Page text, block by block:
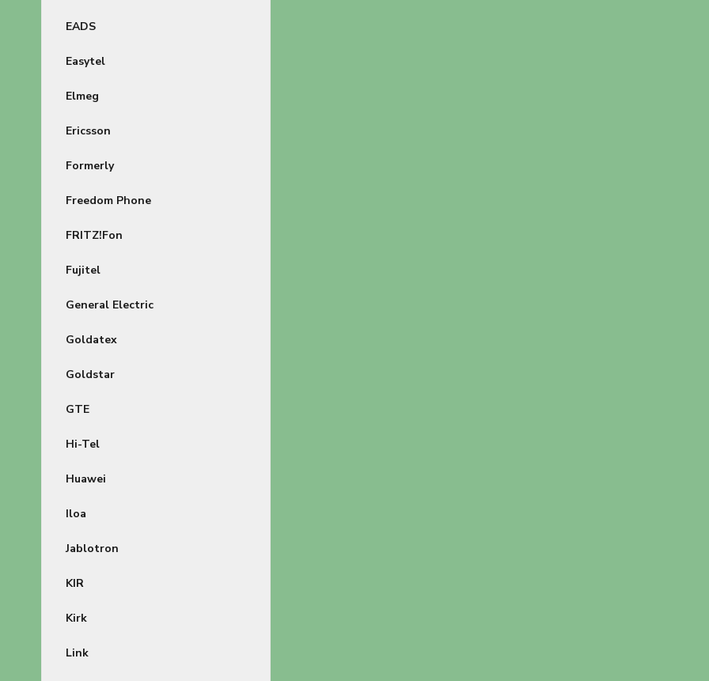
EADS
Easytel
Elmeg
Ericsson
Formerly
Freedom Phone
FRITZ!Fon
Fujitel
General Electric
Goldatex
Goldstar
GTE
Hi-Tel
Huawei
Iloa
Jablotron
KIR
Kirk
Link